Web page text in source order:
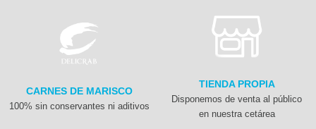
CARNES DE MARISCO
100% sin conservantes ni aditivos
TIENDA PROPIA
Disponemos de venta al público
en nuestra cetárea